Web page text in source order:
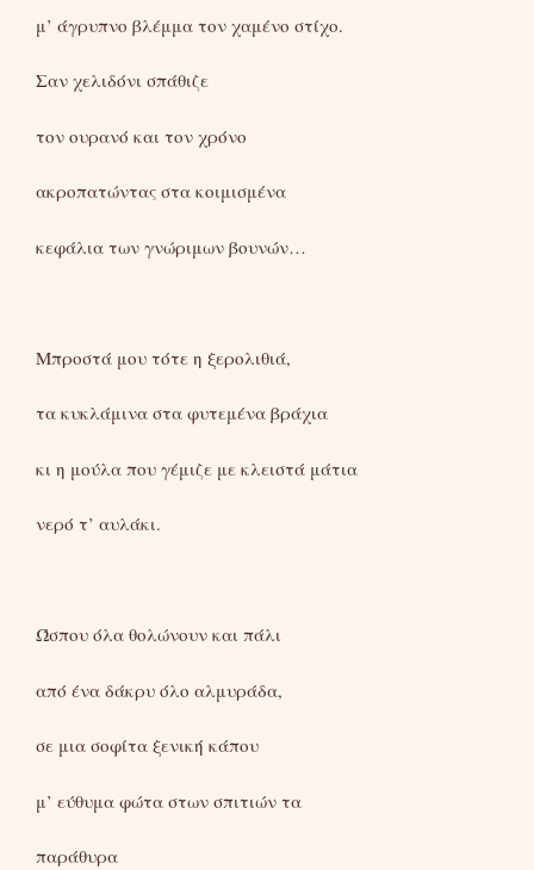
μ’ άγρυπνο βλέμμα τον χαμένο στίχο.
Σαν χελιδόνι σπάθιζε
τον ουρανό και τον χρόνο
ακροπατώντας στα κοιμισμένα
κεφάλια των γνώριμων βουνών…
Μπροστά μου τότε η ξερολιθιά,
τα κυκλάμινα στα φυτεμένα βράχια
κι η μούλα που γέμιζε με κλειστά μάτια
νερό τ’ αυλάκι.
Ώσπου όλα θολώνουν και πάλι
από ένα δάκρυ όλο αλμυράδα,
σε μια σοφίτα ξενική κάπου
μ’ εύθυμα φώτα στων σπιτιών τα
παράθυρα